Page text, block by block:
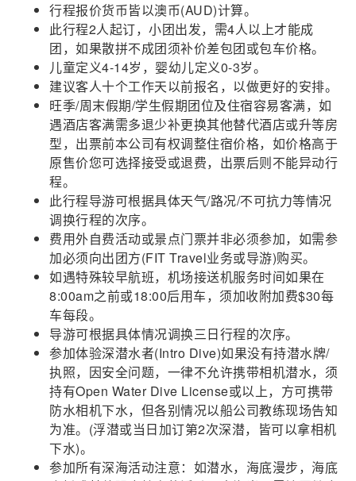
行程报价货币皆以澳币(AUD)计算。
此行程2人起订，小团出发，需4人以上才能成
团，如果散拼不成团须补价差包团或包车价格。
儿童定义4-14岁，婴幼儿定义0-3岁。
建议客人十个工作天以前报名，以做更好的安排。
旺季/周末假期/学生假期团位及住宿容易客满，如
遇酒店客满需多退少补更换其他替代酒店或升等房
型，出票前本公司有权调整住宿价格，如价格高于
原售价您可选择接受或退费，出票后则不能异动行
程。
此行程导游可根据具体天气/路况/不可抗力等情况
调换行程的次序。
费用外自费活动或景点门票并非必须参加，如需参
加必须向出团方(FIT Travel业务或导游)购买。
如遇特殊较早航班，机场接送机服务时间如果在
8:00am之前或18:00后用车，须加收附加费$30每
车每段。
导游可根据具体情况调换三日行程的次序。
参加体验深潜水者(Intro Dive)如果没有持潜水牌/
执照，因安全问题，一律不允许携带相机潜水，须
持有Open Water Dive License或以上，方可携带
防水相机下水，但各别情况以船公司教练现场告知
为准。(浮潜或当日加订第2次深潜，皆可以拿相机
下水)。
参加所有深海活动注意：如潜水，海底漫步，海底